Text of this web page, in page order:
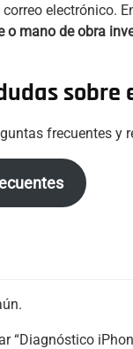
electrónico.
o mano de obra
sobre
frecuentes y
“Diagnóstico